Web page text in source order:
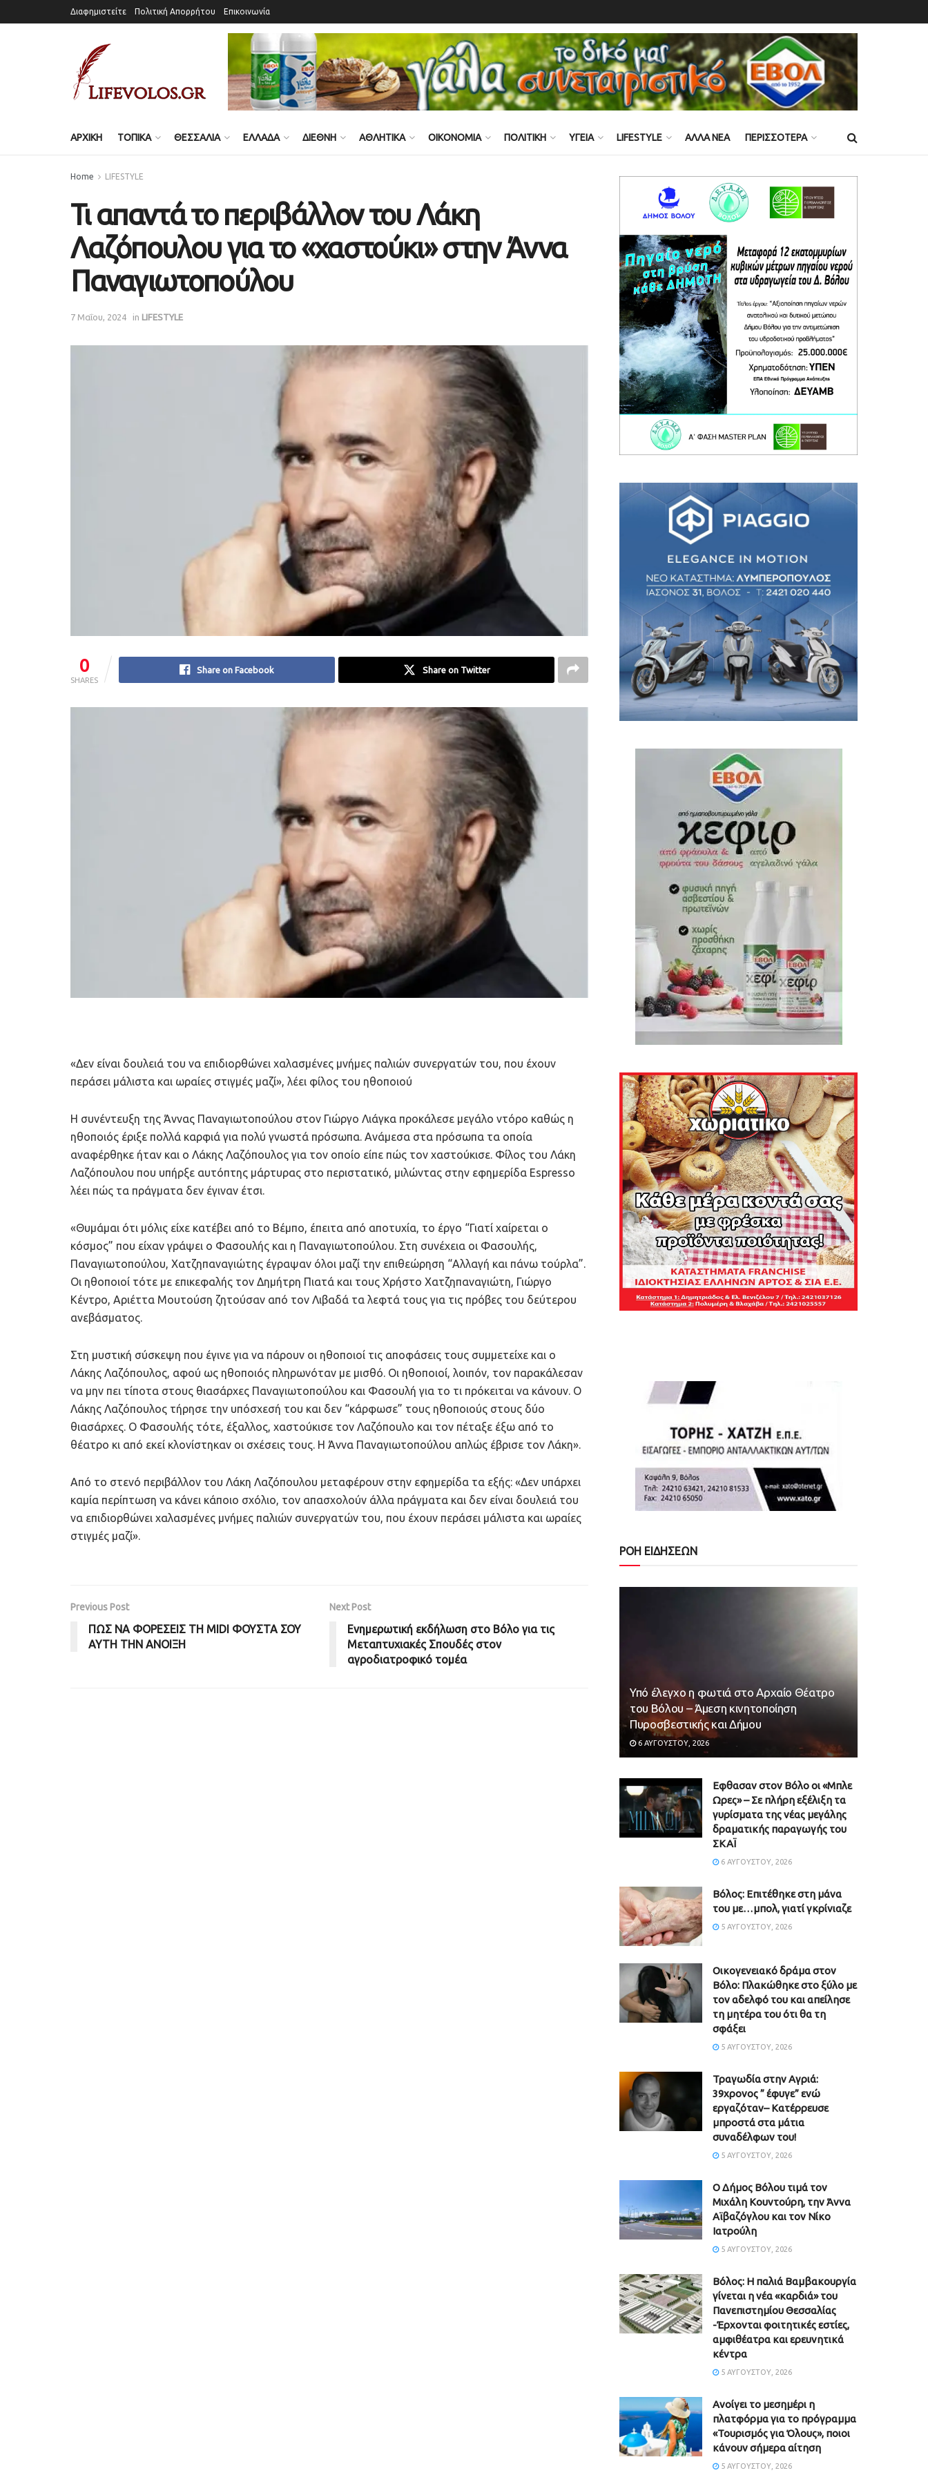
Διαφημιστείτε Πολιτική Απορρήτου Επικοινωνία
ΑΡΧΙΚΗ ΤΟΠΙΚΑ ΘΕΣΣΑΛΙΑ ΕΛΛΑΔΑ ΔΙΕΘΝΗ ΑΘΛΗΤΙΚΑ ΟΙΚΟΝΟΜΙΑ ΠΟΛΙΤΙΚΗ ΥΓΕΙΑ LIFESTYLE ΑΛΛΑ ΝΕΑ ΠΕΡΙΣΣΟΤΕΡΑ
Home LIFESTYLE
Τι απαντά το περιβάλλον του Λάκη
Λαζόπουλου για το «χαστούκι» στην Άννα
Παναγιωτοπούλου
7 Μαΐου, 2024 in LIFESTYLE
0
SHARES
Share on Facebook Share on Twitter
«Δεν είναι δουλειά του να επιδιορθώνει χαλασμένες μνήμες παλιών συνεργατών του, που έχουν
περάσει μάλιστα και ωραίες στιγμές μαζί», λέει φίλος του ηθοποιού
Η συνέντευξη της Άννας Παναγιωτοπούλου στον Γιώργο Λιάγκα προκάλεσε μεγάλο ντόρο καθώς η
ηθοποιός έριξε πολλά καρφιά για πολύ γνωστά πρόσωπα. Ανάμεσα στα πρόσωπα τα οποία
αναφέρθηκε ήταν και ο Λάκης Λαζόπουλος για τον οποίο είπε πώς τον χαστούκισε. Φίλος του Λάκη
Λαζόπουλου που υπήρξε αυτόπτης μάρτυρας στο περιστατικό, μιλώντας στην εφημερίδα Espresso
λέει πώς τα πράγματα δεν έγιναν έτσι.
«Θυμάμαι ότι μόλις είχε κατέβει από το Βέμπο, έπειτα από αποτυχία, το έργο “Γιατί χαίρεται ο
κόσμος” που είχαν γράψει ο Φασουλής και η Παναγιωτοπούλου. Στη συνέχεια οι Φασουλής,
Παναγιωτοπούλου, Χατζηπαναγιώτης έγραψαν όλοι μαζί την επιθεώρηση “Αλλαγή και πάνω τούρλα”.
Οι ηθοποιοί τότε με επικεφαλής τον Δημήτρη Πιατά και τους Χρήστο Χατζηπαναγιώτη, Γιώργο
Κέντρο, Αριέττα Μουτούση ζητούσαν από τον Λιβαδά τα λεφτά τους για τις πρόβες του δεύτερου
ανεβάσματος.
Στη μυστική σύσκεψη που έγινε για να πάρουν οι ηθοποιοί τις αποφάσεις τους συμμετείχε και ο
Λάκης Λαζόπουλος, αφού ως ηθοποιός πληρωνόταν με μισθό. Οι ηθοποιοί, λοιπόν, τον παρακάλεσαν
να μην πει τίποτα στους θιασάρχες Παναγιωτοπούλου και Φασουλή για το τι πρόκειται να κάνουν. Ο
Λάκης Λαζόπουλος τήρησε την υπόσχεσή του και δεν “κάρφωσε” τους ηθοποιούς στους δύο
θιασάρχες. Ο Φασουλής τότε, έξαλλος, χαστούκισε τον Λαζόπουλο και τον πέταξε έξω από το
θέατρο κι από εκεί κλονίστηκαν οι σχέσεις τους. Η Άννα Παναγιωτοπούλου απλώς έβρισε τον Λάκη».
Από το στενό περιβάλλον του Λάκη Λαζόπουλου μεταφέρουν στην εφημερίδα τα εξής: «Δεν υπάρχει
καμία περίπτωση να κάνει κάποιο σχόλιο, τον απασχολούν άλλα πράγματα και δεν είναι δουλειά του
να επιδιορθώνει χαλασμένες μνήμες παλιών συνεργατών του, που έχουν περάσει μάλιστα και ωραίες
στιγμές μαζί».
Previous Post
ΠΩΣ ΝΑ ΦΟΡΕΣΕΙΣ ΤΗ MIDI ΦΟΥΣΤΑ ΣΟΥ
ΑΥΤΗ ΤΗΝ ΑΝΟΙΞΗ
Next Post
Ενημερωτική εκδήλωση στο Βόλο για τις
Μεταπτυχιακές Σπουδές στον
αγροδιατροφικό τομέα
ΡΟΗ ΕΙΔΗΣΕΩΝ
Υπό έλεγχο η φωτιά στο Αρχαίο Θέατρο
του Βόλου – Άμεση κινητοποίηση
Πυροσβεστικής και Δήμου
6 ΑΥΓΟΎΣΤΟΥ, 2026
Εφθασαν στον Βόλο οι «Μπλε
Ωρες» – Σε πλήρη εξέλιξη τα
γυρίσματα της νέας μεγάλης
δραματικής παραγωγής του
ΣΚΑΪ
6 ΑΥΓΟΎΣΤΟΥ, 2026
Βόλος: Επιτέθηκε στη μάνα
του με…μπολ, γιατί γκρίνιαζε
5 ΑΥΓΟΎΣΤΟΥ, 2026
Οικογενειακό δράμα στον
Βόλο: Πλακώθηκε στο ξύλο με
τον αδελφό του και απείλησε
τη μητέρα του ότι θα τη
σφάξει
5 ΑΥΓΟΎΣΤΟΥ, 2026
Τραγωδία στην Αγριά:
39χρονος ” έφυγε” ενώ
εργαζόταν– Κατέρρευσε
μπροστά στα μάτια
συναδέλφων του!
5 ΑΥΓΟΎΣΤΟΥ, 2026
Ο Δήμος Βόλου τιμά τον
Μιχάλη Κουντούρη, την Άννα
Αϊβαζόγλου και τον Νίκο
Ιατρούλη
5 ΑΥΓΟΎΣΤΟΥ, 2026
Βόλος: Η παλιά Βαμβακουργία
γίνεται η νέα «καρδιά» του
Πανεπιστημίου Θεσσαλίας
-Έρχονται φοιτητικές εστίες,
αμφιθέατρα και ερευνητικά
κέντρα
5 ΑΥΓΟΎΣΤΟΥ, 2026
Ανοίγει το μεσημέρι η
πλατφόρμα για το πρόγραμμα
«Τουρισμός για Όλους», ποιοι
κάνουν σήμερα αίτηση
5 ΑΥΓΟΎΣΤΟΥ, 2026